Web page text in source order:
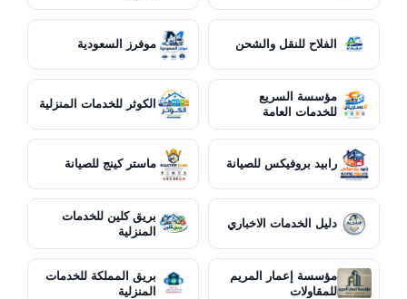
الفلاح للنقل والشحن موفرز السعودية
مؤسسة السريع
للخدمات العامة
الكوثر للخدمات المنزلية
رابيد بروفيكس للصيانة ماستر كينج للصيانة
دليل الخدمات الاخباري
بريق كلين للخدمات
المنزلية
مؤسسة إعمار المريم
للمقاولات
بريق المملكة للخدمات
المنزلية